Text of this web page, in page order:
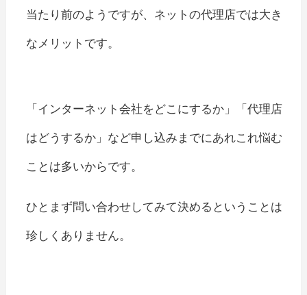
当たり前のようですが、ネットの代理店では大き
なメリットです。
「インターネット会社をどこにするか」「代理店
はどうするか」など申し込みまでにあれこれ悩む
ことは多いからです。
ひとまず問い合わせしてみて決めるということは
珍しくありません。